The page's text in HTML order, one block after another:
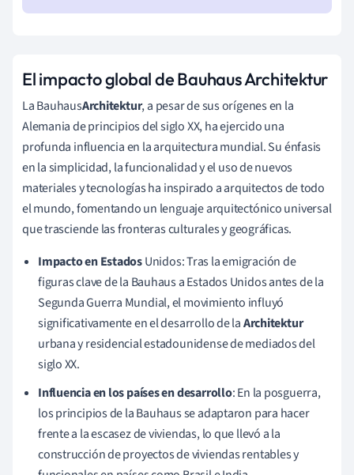
El impacto global de Bauhaus Architektur
La BauhausArchitektur, a pesar de sus orígenes en la
Alemania de principios del siglo XX, ha ejercido una
profunda influencia en la arquitectura mundial. Su énfasis
en la simplicidad, la funcionalidad y el uso de nuevos
materiales y tecnologías ha inspirado a arquitectos de todo
el mundo, fomentando un lenguaje arquitectónico universal
que trasciende las fronteras culturales y geográficas.
Impacto en EstadosUnidos: Tras la emigración de
figuras clave de la Bauhaus a Estados Unidos antes de la
Segunda Guerra Mundial, el movimiento influyó
significativamente en el desarrollo de laArchitektur
urbana y residencial estadounidense de mediados del
siglo XX.
Influencia en los países en desarrollo: En la posguerra,
los principios de la Bauhaus se adaptaron para hacer
frente a la escasez de viviendas, lo que llevó a la
construcción de proyectos de viviendas rentables y